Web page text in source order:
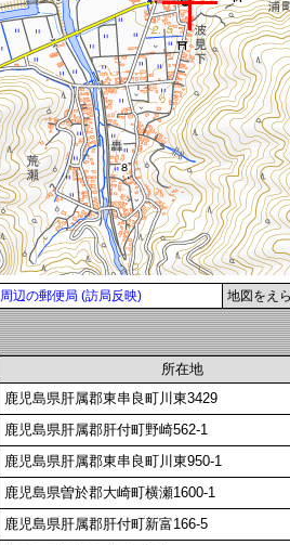
周辺の郵便局 (訪局反映) 地図をえ
所在地
鹿児島県肝属郡東串良町川東3429
鹿児島県肝属郡肝付町野崎562-1
鹿児島県肝属郡東串良町川東950-1
鹿児島県曽於郡大崎町横瀬1600-1
鹿児島県肝属郡肝付町新富166-5